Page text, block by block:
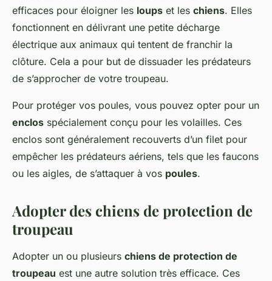
efficaces pour éloigner les loups et les chiens. Elles
fonctionnent en délivrant une petite décharge
électrique aux animaux qui tentent de franchir la
clôture. Cela a pour but de dissuader les prédateurs
de s’approcher de votre troupeau.
Pour protéger vos poules, vous pouvez opter pour un
enclos spécialement conçu pour les volailles. Ces
enclos sont généralement recouverts d’un filet pour
empêcher les prédateurs aériens, tels que les faucons
ou les aigles, de s’attaquer à vos poules.
Adopter des chiens de protection de
troupeau
Adopter un ou plusieurs chiens de protection de
troupeau est une autre solution très efficace. Ces